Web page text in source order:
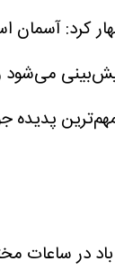
کرد: آسمان
می‌شود